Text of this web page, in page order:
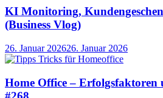
KI Monitoring,
(Business Vlog)
26. Januar 202626. Januar 2026
Home Office –